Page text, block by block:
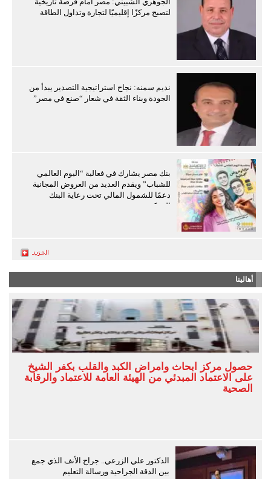
لتصبح مركزًا إقليميًا لتجارة وتداول الطاقة
نديم سمنه: نجاح استراتيجية التصدير يبدأ من
الجودة وبناء الثقة في شعار “صنع في مصر”
بنك مصر يشارك في فعالية “اليوم العالمي
للشباب” ويقدم العديد من العروض المجانية
دعمًا للشمول المالي تحت رعاية البنك
المركزي
أهالينا
حصول مركز أبحاث وأمراض الكبد والقلب بكفر الشيخ
على الاعتماد المبدئي من الهيئة العامة للاعتماد والرقابة
الصحية
الدكتور علي الزرعي.. جراح الأنف الذي جمع
بين الدقة الجراحية ورسالة التعليم